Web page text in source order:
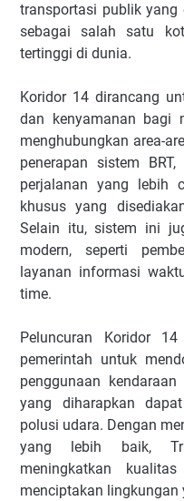
transportasi publik yang
sebagai salah satu
tertinggi di dunia.
Koridor 14 dirancang
dan kenyamanan bagi
menghubungkan area-
penerapan sistem
perjalanan yang lebih
khusus yang
Selain itu, sistem ini
modern, seperti
layanan informasi
time.
Peluncuran Koridor
pemerintah untuk
penggunaan
yang diharapkan
polusi udara. Dengan
yang lebih baik,
meningkatkan
menciptakan lingkungan